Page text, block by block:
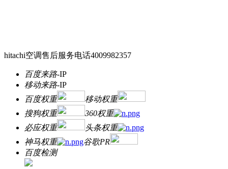
hitachi空调售后服务电话4009982357
百度来路-IP
移动来路-IP
百度权重
移动权重
搜狗权重
360权重
必应权重
头条权重
神马权重
谷歌PR
百度检测